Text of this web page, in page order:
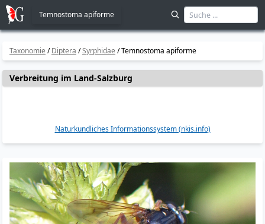
Temnostoma apiforme
Taxonomie /Diptera /Syrphidae /Temnostoma apiforme
Verbreitung im Land-Salzburg
Naturkundliches Informationssystem (nkis.info)